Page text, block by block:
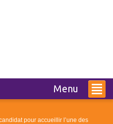
Menu
pour accueillir l’une des